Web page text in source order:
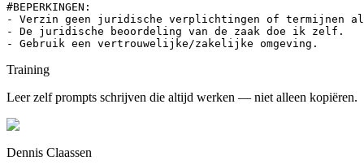
#BEPERKINGEN:
- Verzin geen juridische verplichtingen of termijnen
- De juridische beoordeling van de zaak doe ik zelf.
- Gebruik een vertrouwelijke/zakelijke omgeving.
Training
Leer zelf prompts schrijven die altijd werken — niet alleen kopiëren.
Dennis Claassen